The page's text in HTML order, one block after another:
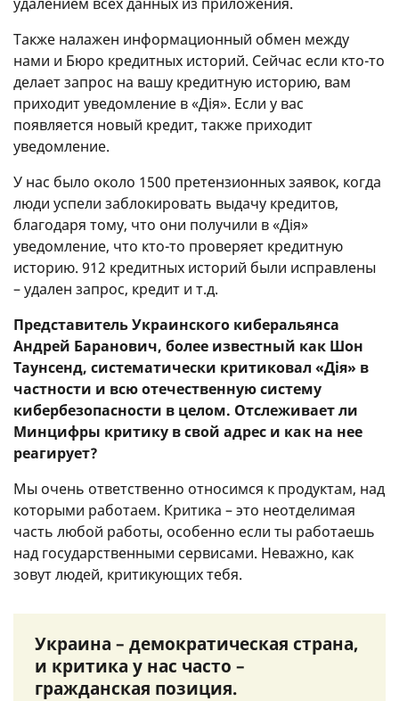
Также налажен информационный обмен между
нами и Бюро кредитных историй. Сейчас если кто-то
делает запрос на вашу кредитную историю, вам
приходит уведомление в «Дія». Если у вас
появляется новый кредит, также приходит
уведомление.
У нас было около 1500 претензионных заявок, когда
люди успели заблокировать выдачу кредитов,
благодаря тому, что они получили в «Дія»
уведомление, что кто-то проверяет кредитную
историю. 912 кредитных историй были исправлены
– удален запрос, кредит и т.д.
Представитель Украинского киберальянса
Андрей Баранович, более известный как Шон
Таунсенд, систематически критиковал «Дія» в
частности и всю отечественную систему
кибербезопасности в целом. Отслеживает ли
Минцифры критику в свой адрес и как на нее
реагирует?
Мы очень ответственно относимся к продуктам, над
которыми работаем. Критика – это неотделимая
часть любой работы, особенно если ты работаешь
над государственными сервисами. Неважно, как
зовут людей, критикующих тебя.
Украина – демократическая страна,
и критика у нас часто –
гражданская позиция.